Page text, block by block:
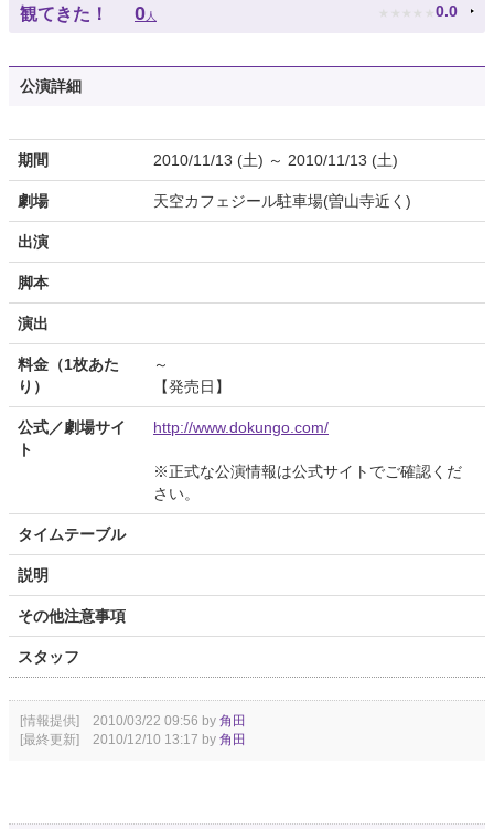
観てきた！ 0人 ★ ★ ★ ★ ★ 0.0
公演詳細
期間 2010/11/13 (土) ～ 2010/11/13 (土)
劇場 天空カフェジール駐車場(曽山寺近く)
出演
脚本
演出
料金（1枚あた
り）
～
【発売日】
公式／劇場サイ
ト
http://www.dokungo.com/
※正式な公演情報は公式サイトでご確認くだ
さい。
タイムテーブル
説明
その他注意事項
スタッフ
[情報提供] 2010/03/22 09:56 by 角田
[最終更新] 2010/12/10 13:17 by 角田